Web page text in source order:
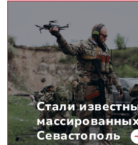
Стали
Севастополь